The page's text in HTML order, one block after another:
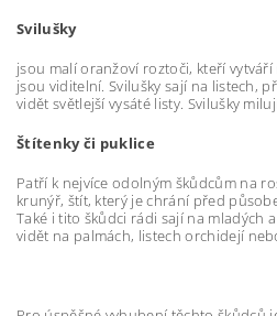
Svilušky
jsou malí oranžoví roztoči, kteří
jsou viditelní. Svilušky sají na listech,
vidět světlejší vysáté listy. Svilušky
Štítenky či puklice
Patří k nejvíce odolným škůdcům na
krunýř, štít, který je chrání před
Také i tito škůdci rádi sají na mladých
vidět na palmách, listech orchidejí